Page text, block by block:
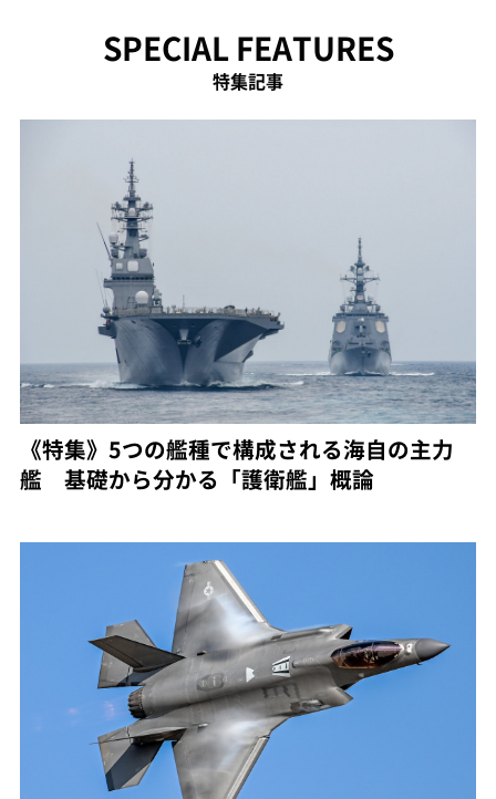
SPECIAL FEATURES
特集記事
《特集》5つの艦種で構成される海自の主力
艦 基礎から分かる「護衛艦」概論